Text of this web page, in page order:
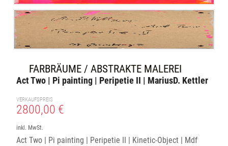
FARBRÄUME / ABSTRAKTE MALEREI
Act Two | Pi painting | Peripetie II | MariusD. Kettler
VERKAUFSPREIS
2800,00 €
inkl. MwSt.
Act Two | Pi painting | Peripetie II | Kinetic-Object | Mdf